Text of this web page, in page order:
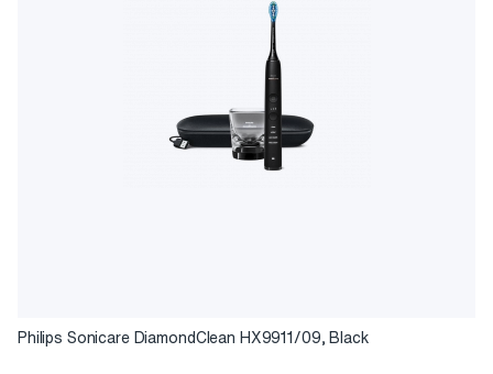
Philips Sonicare DiamondClean HX9911/09, Black